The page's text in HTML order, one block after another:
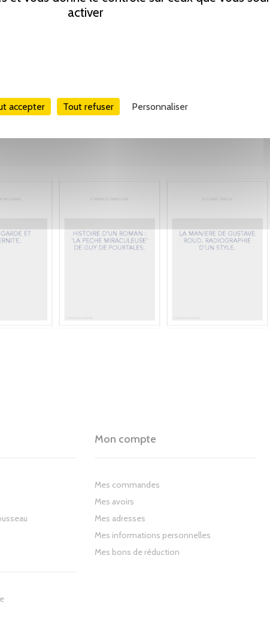
activer
accepter Tout refuser Personnaliser
Mon compte
Mes commandes
Mes avoirs
Mes adresses
Mes informations personnelles
Mes bons de réduction